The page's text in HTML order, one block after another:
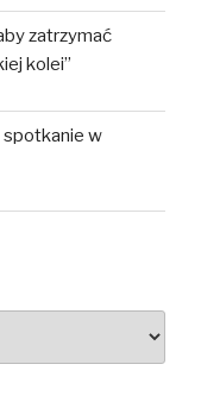
zatrzymać
kolei”
spotkanie w